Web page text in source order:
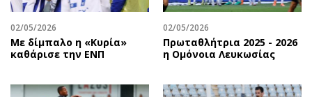
02/05/2026
Με δίμπαλο η «Κυρία»
καθάρισε την ΕΝΠ
02/05/2026
Πρωταθλήτρια 2025 - 2026
η Ομόνοια Λευκωσίας